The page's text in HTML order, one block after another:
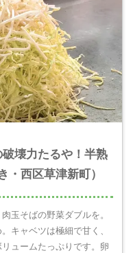
壊力たるや！半熟
・西区草津新町）
玉そばの野菜ダブルを。
キャベツは極細で甘く、
ュームたっぷりです。卵